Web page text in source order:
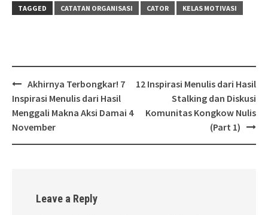
TAGGED
CATATAN ORGANISASI CATOR KELAS MOTIVASI
Post
navigation
Akhirnya Terbongkar! 7
Inspirasi Menulis dari Hasil
Menggali Makna Aksi Damai 4
November
12 Inspirasi Menulis dari Hasil
Stalking dan Diskusi
Komunitas Kongkow Nulis
(Part 1)
Leave a Reply